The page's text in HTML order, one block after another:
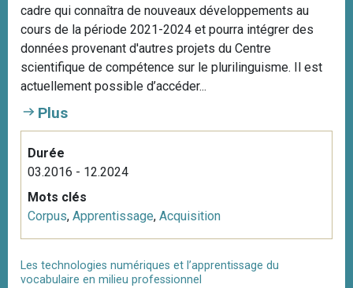
cadre qui connaîtra de nouveaux développements au
cours de la période 2021-2024 et pourra intégrer des
données provenant d'autres projets du Centre
scientifique de compétence sur le plurilinguisme. Il est
actuellement possible d’accéder...
Plus
Durée
03.2016 - 12.2024
Mots clés
Corpus, Apprentissage, Acquisition
Les technologies numériques et l’apprentissage du
vocabulaire en milieu professionnel